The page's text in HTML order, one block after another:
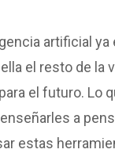
artificial ya
el resto de la
el futuro. Lo
a
estas